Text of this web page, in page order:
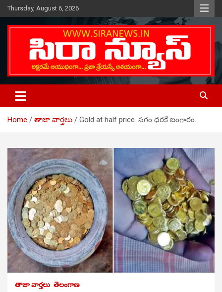
Skip
to
content
Thursday, August 6, 2026
SIRA NEWS
Telugu Online News Daily
Home తాజా వార్తలు Gold at half price. సగం ధరకే బంగారం.
తాజా వార్తలు తెలంగాణ